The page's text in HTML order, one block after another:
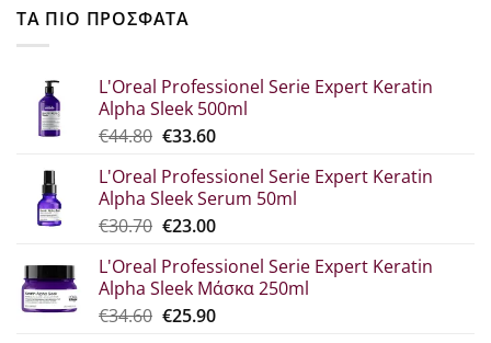
ΤΑ ΠΙΟ ΠΡΟΣΦΑΤΑ
L'Oreal Professionel Serie Expert Keratin
Alpha Sleek 500ml
€44.80 Original
was:
€44.80.
€33.60Η
τιμή
είναι:
€33.60.
L'Oreal Professionel Serie Expert Keratin
Alpha Sleek Serum 50ml
€30.70 Original
was:
€30.70.
€23.00Η
τιμή
είναι:
€23.00.
L'Oreal Professionel Serie Expert Keratin
Alpha Sleek Μάσκα 250ml
€34.60 Original
€25.90Η